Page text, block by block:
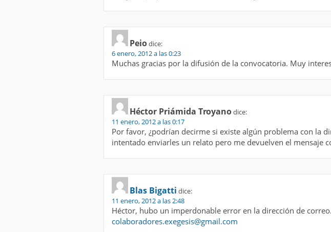
Peiodice:
6 enero, 2012 a las 0:23
Muchas gracias por la difusión de la convocatoria. Muy
Héctor Priámida Troyanodice:
11 enero, 2012 a las 0:17
Por favor, ¿podrían decirme si existe algún problema con la
intentado enviarles un relato pero me devuelven el mensaje
Blas Bigatti dice:
11 enero, 2012 a las 2:48
Héctor, hubo un imperdonable error en la dirección de
colaboradores.exegesis@gmail.com